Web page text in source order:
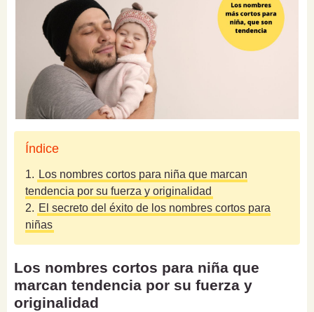
Índice
1. Los nombres cortos para niña que marcan
tendencia por su fuerza y originalidad
2. El secreto del éxito de los nombres cortos para
niñas
Los nombres cortos para niña que
marcan tendencia por su fuerza y
originalidad